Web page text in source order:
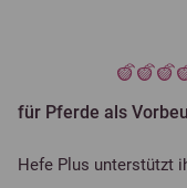
für Pferde als
Hefe Plus unterstützt